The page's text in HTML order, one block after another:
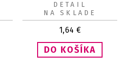
1,64 €
DETAIL
NA SKLADE